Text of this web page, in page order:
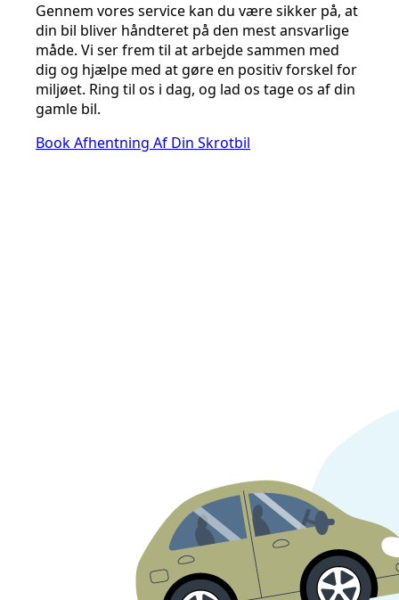
Gennem vores service kan du være sikker på, at
din bil bliver håndteret på den mest ansvarlige
måde. Vi ser frem til at arbejde sammen med
dig og hjælpe med at gøre en positiv forskel for
miljøet. Ring til os i dag, og lad os tage os af din
gamle bil.
Book Afhentning Af Din Skrotbil